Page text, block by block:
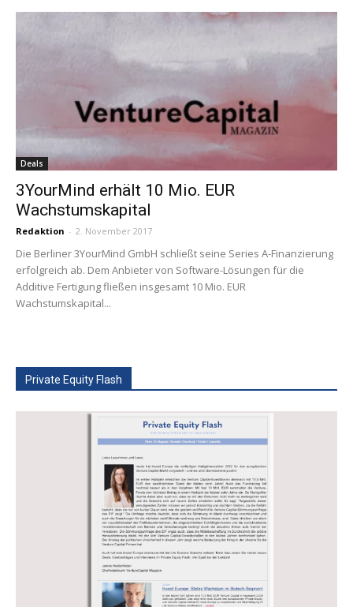
Deals
3YourMind erhält 10 Mio. EUR
Wachstumskapital
Redaktion - 2. November 2017
Die Berliner 3YourMind GmbH schließt seine Series A-Finanzierung
erfolgreich ab. Dem Anbieter von Software-Lösungen für die
Additive Fertigung fließen insgesamt 10 Mio. EUR
Wachstumskapital...
Private Equity Flash